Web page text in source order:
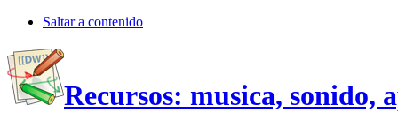
Saltar a contenido
Recursos: musica, sonido,